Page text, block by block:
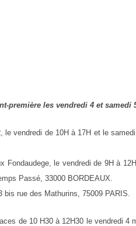
première les vendredi 4 et samedi
le vendredi de 10H à 17H et le samedi
Fondaudege, le vendredi de 9H à
Passé, 33000 BORDEAUX.
bis rue des Mathurins, 75009 PARIS.
de 10 H30 à 12H30 le vendredi 4